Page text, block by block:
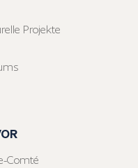
Projekte
Comté